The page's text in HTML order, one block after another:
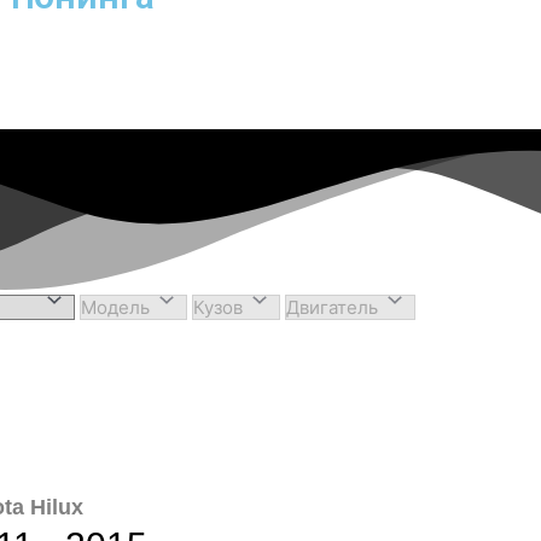
Hilux